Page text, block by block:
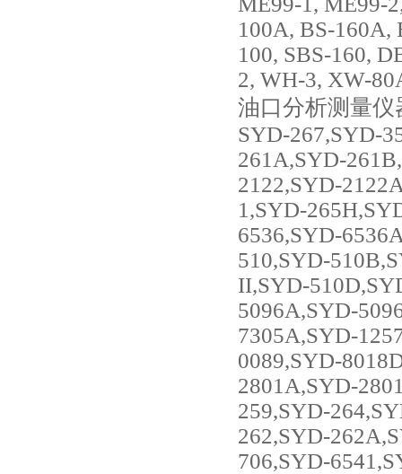
100A, BS-160A,
100, SBS-160,
2, WH-3, XW-
油口分析测量仪
SYD-267,SYD-
261A,SYD-
2122,SYD-
1,SYD-
6536,SYD-
510,SYD-
II,SYD-
5096A,SYD-
7305A,SYD-
0089,SYD-
2801A,SYD-
259,SYD-
262,SYD-
706,SYD-